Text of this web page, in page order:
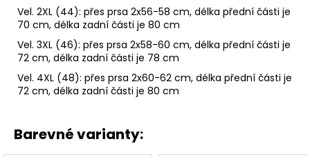
Vel. 2XL (44): přes prsa 2x56-58 cm, délka přední části je
70 cm, délka zadní části je 80 cm
Vel. 3XL (46): přes prsa 2x58-60 cm, délka přední části je
72 cm, délka zadní části je 78 cm
Vel. 4XL (48): přes prsa 2x60-62 cm, délka přední části je
72 cm, délka zadní části je 80 cm
Barevné varianty: